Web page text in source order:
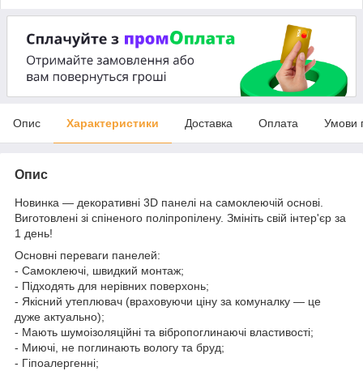
Опис Характеристики Доставка Оплата Умови
Опис
Новинка — декоративні 3D панелі на самоклеючій основі.
Виготовлені зі спіненого поліпропілену. Змініть свій інтер'єр за
1 день!
Основні переваги панелей:
- Самоклеючі, швидкий монтаж;
- Підходять для нерівних поверхонь;
- Якісний утеплювач (враховуючи ціну за комуналку — це
дуже актуально);
- Мають шумоізоляційні та вібропоглинаючі властивості;
- Миючі, не поглинають вологу та бруд;
- Гіпоалергенні;